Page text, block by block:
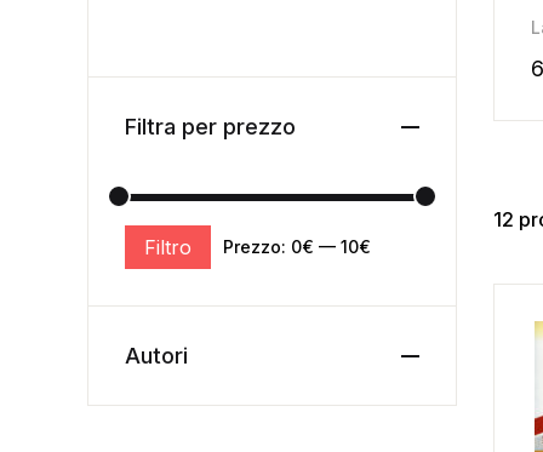
12
Filtra per prezzo
Filtro Prezzo: 0€ — 10€
Autori